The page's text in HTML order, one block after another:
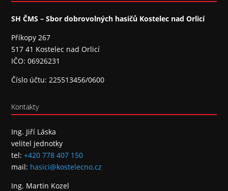
SH ČMS – Sbor dobrovolných hasičů Kostelec nad Orlicí
Příkopy 267
517 41 Kostelec nad Orlicí
IČO: 06926231
Číslo účtu: 225513456/0600
Kontakty
Ing. Jiří Láska
velitel jednotky
tel:+420 778 407 150
mail: hasici@kostelecno.cz
Ing. Martin Kozel